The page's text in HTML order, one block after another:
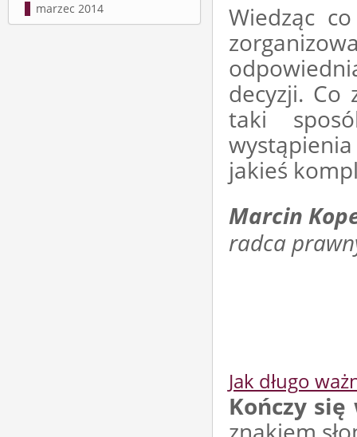
Wiedząc
decyzji. Co
taki
jakieś
Marcin
radca
Jak długo
Kończy
marzec 2014